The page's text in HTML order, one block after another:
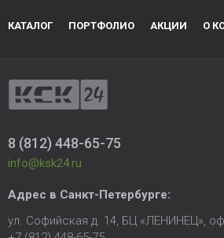
КАТАЛОГ ПОРТФОЛИО АКЦИИ О
8 (812) 448-65-75
info@ksk24.ru
Адрес в Санкт-Петербурге:
ул. Софийская д. 14, БЦ «ЛЕНИНЕЦ»,